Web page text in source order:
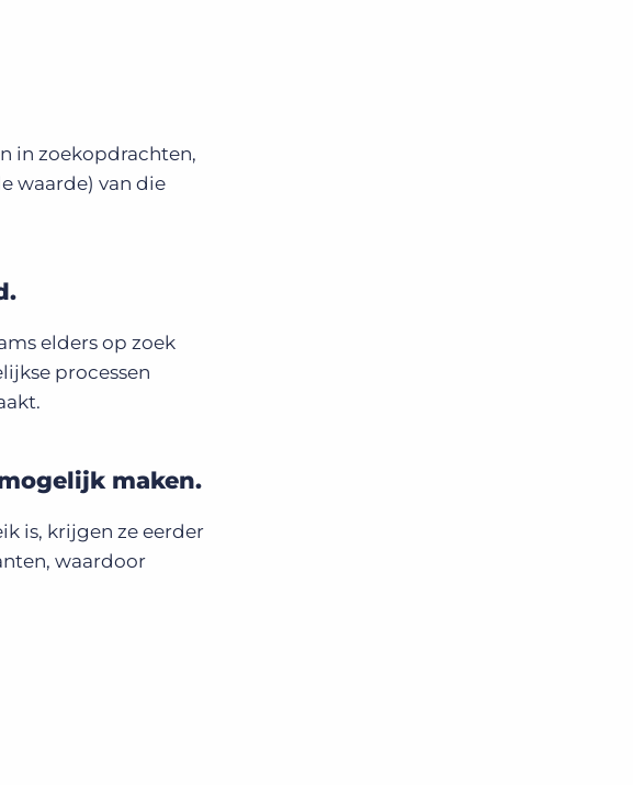
in zoekopdrachten,
waarde) van die
elders op zoek
processen
maken.
is, krijgen ze eerder
waardoor